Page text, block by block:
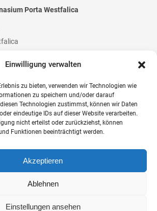
Einwilligung verwalten
zu bieten, verwenden wir Technologien wie
zu speichern und/oder darauf
Technologien zustimmst, können wir Daten
eindeutige IDs auf dieser Website verarbeiten.
nicht erteilst oder zurückziehst, können
Funktionen beeinträchtigt werden.
Akzeptieren
Ablehnen
Einstellungen ansehen
und Förderung am
Leseförderung
Schüler und Schülerinnen
Porta Westfalica
/ 79 84 70
/ 7 07 94
pw.de
Porta Westfalica
Datenschutzerklärung